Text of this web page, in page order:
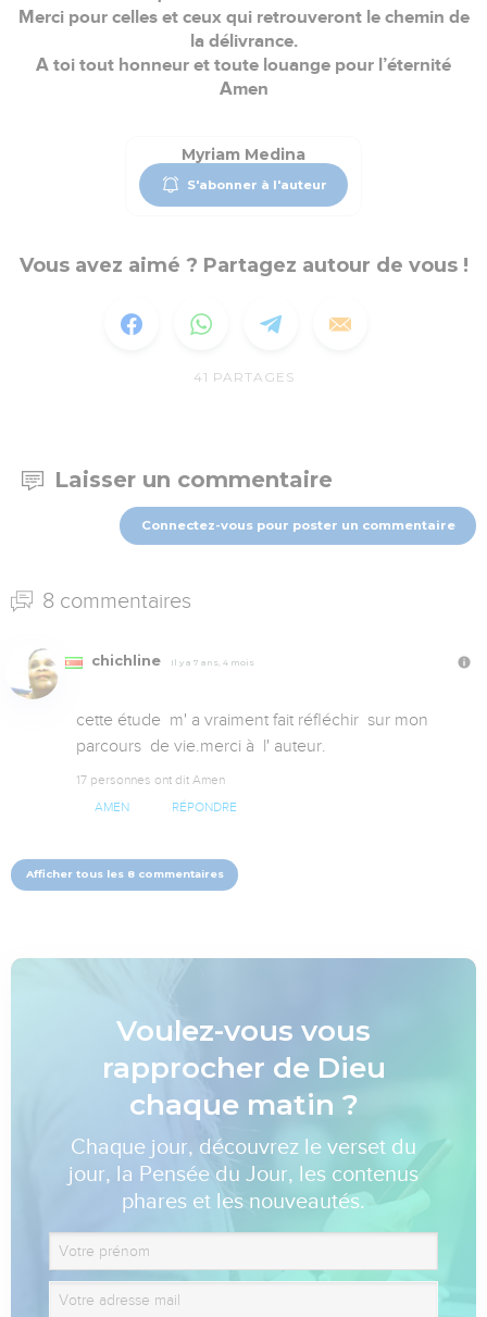
Merci pour celles et ceux qui retrouveront le chemin de
la délivrance.
A toi tout honneur et toute louange pour l’éternité
Amen
Myriam Medina
S'abonner à l'auteur
Vous avez aimé ? Partagez autour de vous !
41 PARTAGES
Laisser un commentaire
Connectez-vous pour poster un commentaire
8 commentaires
chichline Il y a 7 ans, 4 mois
cette étude  m' a vraiment fait réfléchir  sur mon
parcours  de vie.merci à  l' auteur.
17 personnes ont dit Amen
AMEN RÉPONDRE
Afficher tous les 8 commentaires
Voulez-vous vous
rapprocher de Dieu
chaque matin ?
Chaque jour, découvrez le verset du
jour, la Pensée du Jour, les contenus
phares et les nouveautés.